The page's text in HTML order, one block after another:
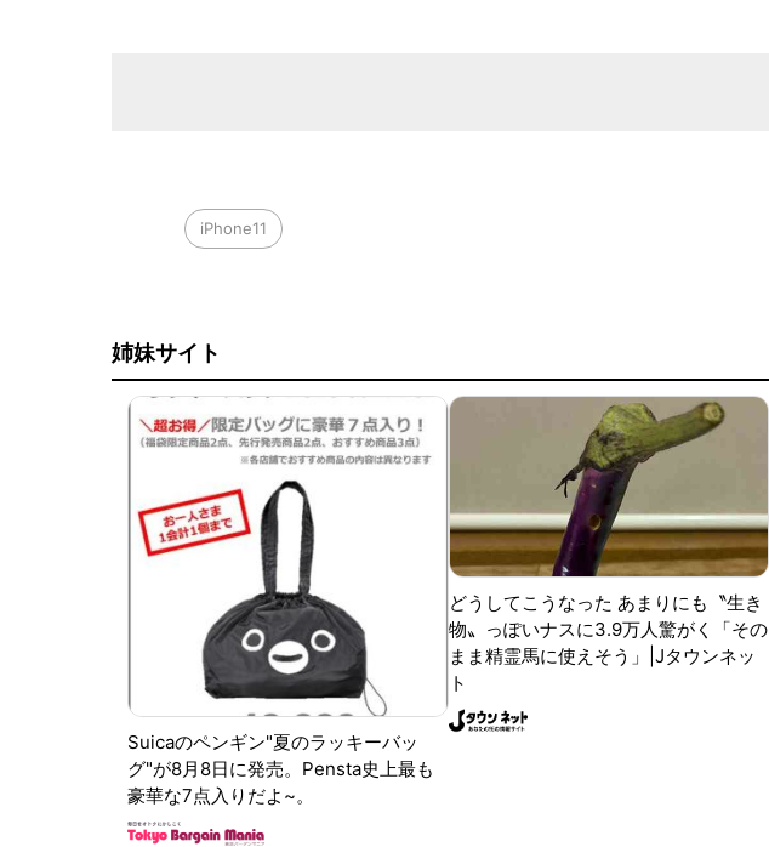
iPhone11
姉妹サイト
Suicaのペンギン"夏のラッキーバッ
グ"が8月8日に発売。Pensta史上最も
豪華な7点入りだよ~。
どうしてこうなった あまりにも〝生き
物〟っぽいナスに3.9万人驚がく「その
まま精霊馬に使えそう」|Jタウンネッ
ト